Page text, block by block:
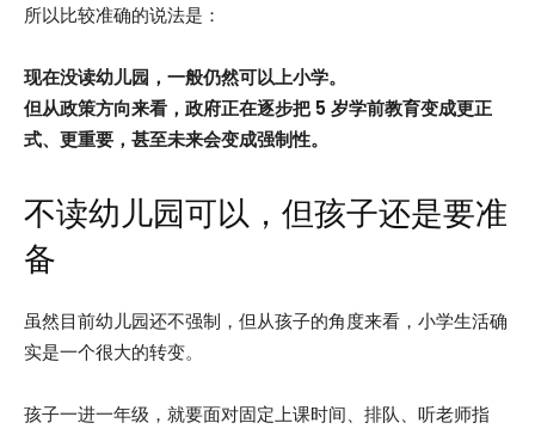
所以比较准确的说法是：
现在没读幼儿园，一般仍然可以上小学。
但从政策方向来看，政府正在逐步把 5 岁学前教育变成更正
式、更重要，甚至未来会变成强制性。
不读幼儿园可以，但孩子还是要准
备
虽然目前幼儿园还不强制，但从孩子的角度来看，小学生活确
实是一个很大的转变。
孩子一进一年级，就要面对固定上课时间、排队、听老师指